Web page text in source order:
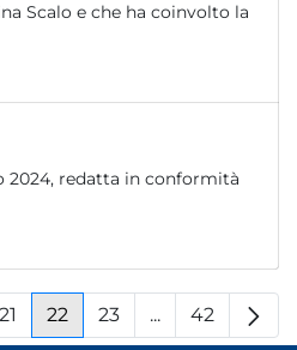
Scalo e che ha coinvolto la
2024, redatta in conformità
intermedie
Pagina
21 Pagina
22 Pagina
23 ...PaginePagina
42